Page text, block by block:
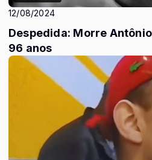
12/08/2024
Despedida: Morre
96 anos